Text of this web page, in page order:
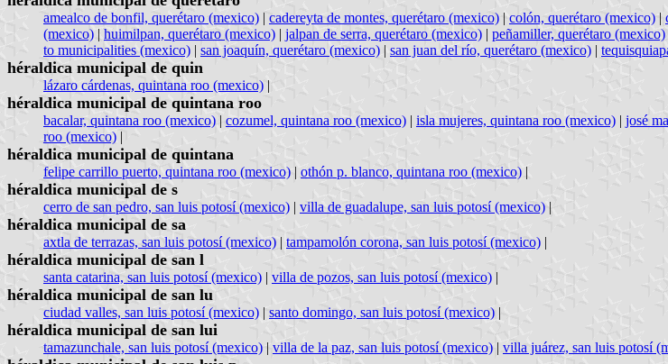
amealco de bonfil, querétaro (mexico) | cadereyta de montes, querétaro (mexico) | colón, querétaro (mexico) |
(mexico) | huimilpan, querétaro (mexico) | jalpan de serra, querétaro (mexico) | peñamiller, querétaro (mexico)
to municipalities (mexico) | san joaquín, querétaro (mexico) | san juan del río, querétaro (mexico) |
héraldica municipal de quin
lázaro cárdenas, quintana roo (mexico) |
héraldica municipal de quintana roo
bacalar, quintana roo (mexico) | cozumel, quintana roo (mexico) | isla mujeres, quintana roo (mexico) | josé
roo (mexico) |
héraldica municipal de quintana
felipe carrillo puerto, quintana roo (mexico) | othón p. blanco, quintana roo (mexico) |
héraldica municipal de s
cerro de san pedro, san luis potosí (mexico) | villa de guadalupe, san luis potosí (mexico) |
héraldica municipal de sa
axtla de terrazas, san luis potosí (mexico) | tampamolón corona, san luis potosí (mexico) |
héraldica municipal de san l
santa catarina, san luis potosí (mexico) | villa de pozos, san luis potosí (mexico) |
héraldica municipal de san lu
ciudad valles, san luis potosí (mexico) | santo domingo, san luis potosí (mexico) |
héraldica municipal de san lui
tamazunchale, san luis potosí (mexico) | villa de la paz, san luis potosí (mexico) | villa juárez, san luis potosí